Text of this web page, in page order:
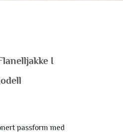
I
passform med